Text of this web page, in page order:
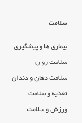
سلامت
بیماری ها و پیشگیری
سلامت روان
سلامت دهان و دندان
تغذیه و سلامت
ورزش و سلامت